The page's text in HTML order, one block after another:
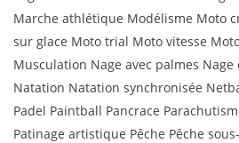
Marche athlétique Modélisme Moto
sur glace Moto trial Moto vitesse
Musculation Nage avec palmes
Natation Natation synchronisée
Padel Paintball Pancrace
Patinage artistique Pêche Pêche